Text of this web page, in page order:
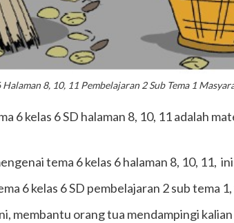
8, 10, 11 Pembelajaran 2 Sub Tema 1
6 kelas 6 SD halaman 8, 10, 11 adalah
tema 6 kelas 6 halaman 8, 10, 11,
6 kelas 6 SD pembelajaran 2 sub
membantu orang tua mendampingi